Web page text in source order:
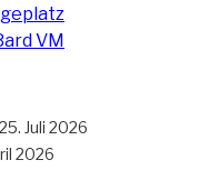
VM
25. Juli 2026
2026